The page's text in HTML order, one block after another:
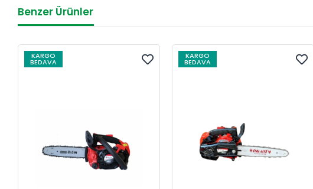
Benzer Ürünler
KARGO
BEDAVA
KARGO
BEDAVA